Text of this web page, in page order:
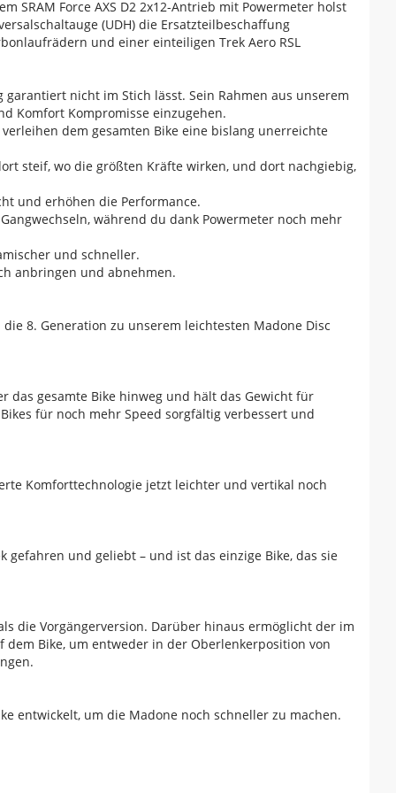
SRAM Force AXS D2 2x12-Antrieb mit Powermeter holst
(UDH) die Ersatzteilbeschaffung
und einer einteiligen Trek Aero RSL
garantiert nicht im Stich lässt. Sein Rahmen aus unserem
Komfort Kompromisse einzugehen.
dem gesamten Bike eine bislang unerreichte
steif, wo die größten Kräfte wirken, und dort nachgiebig,
und erhöhen die Performance.
während du dank Powermeter noch mehr
und schneller.
anbringen und abnehmen.
8. Generation zu unserem leichtesten Madone Disc
das gesamte Bike hinweg und hält das Gewicht für
für noch mehr Speed sorgfältig verbessert und
Komforttechnologie jetzt leichter und vertikal noch
gefahren und geliebt – und ist das einzige Bike, das sie
die Vorgängerversion. Darüber hinaus ermöglicht der im
Bike, um entweder in der Oberlenkerposition von
entwickelt, um die Madone noch schneller zu machen.